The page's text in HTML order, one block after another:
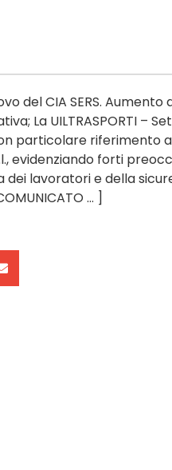
del CIA SERS. Aumento
La UILTRASPORTI –
particolare riferimento
evidenziando forti
dei lavoratori e della
… ]